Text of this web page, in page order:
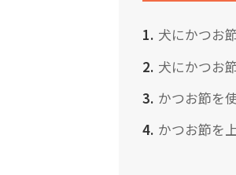
犬にかつお
犬にかつお
かつお節を
かつお節を